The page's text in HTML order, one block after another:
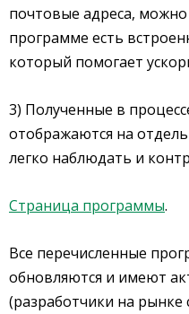
почтовые адреса, можно
программе есть
который помогает
3) Полученные в
отображаются на
легко наблюдать и
Страница программы.
Все перечисленные
обновляются и имеют
(разработчики на рынке